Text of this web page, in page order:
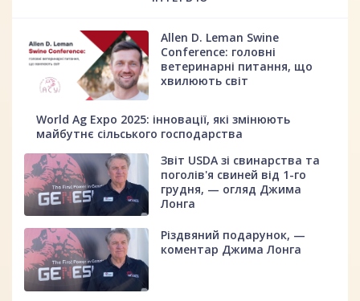
Allen D. Leman Swine
Conference: головні
ветеринарні питання, що
хвилюють світ
World Ag Expo 2025: інновації, які змінюють
майбутнє сільського господарства
Звіт USDA зі свинарства та
поголів'я свиней від 1-го
грудня, — огляд Джима
Лонга
Різдвяний подарунок, —
коментар Джима Лонга